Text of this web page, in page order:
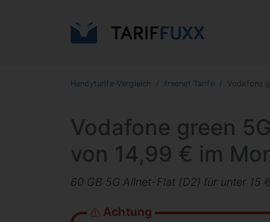
Handytarife-Vergleich freenet Tarife Vodafone
Vodafone green
von 14,99 € im
60 GB 5G Allnet-Flat (D2) für unter 15
Achtung